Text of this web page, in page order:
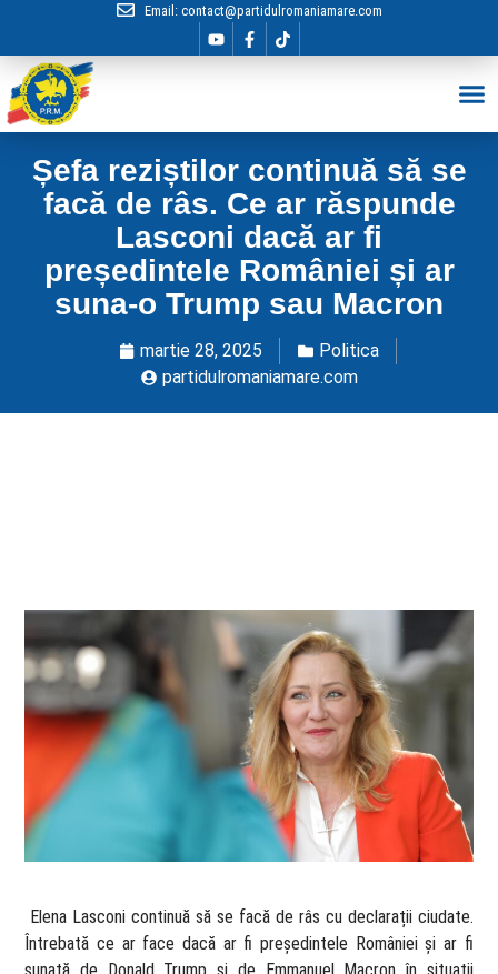
Email: contact@partidulromaniamare.com
Șefa reziștilor continuă să se
facă de râs. Ce ar răspunde
Lasconi dacă ar fi
președintele României și ar
suna-o Trump sau Macron
martie 28, 2025
Politica
partidulromaniamare.com
​ Elena Lasconi continuă să se facă de râs cu declarații ciudate.
Întrebată ce ar face dacă ar fi președintele României și ar fi